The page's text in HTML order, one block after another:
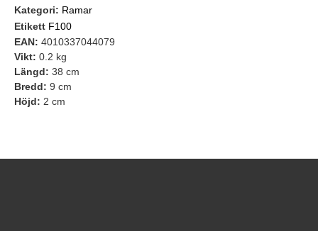
Kategori: Ramar
Etikett F100
EAN: 4010337044079
Vikt: 0.2 kg
Längd: 38 cm
Bredd: 9 cm
Höjd: 2 cm
Nödvändiga
Dessa kakor
hemsidan